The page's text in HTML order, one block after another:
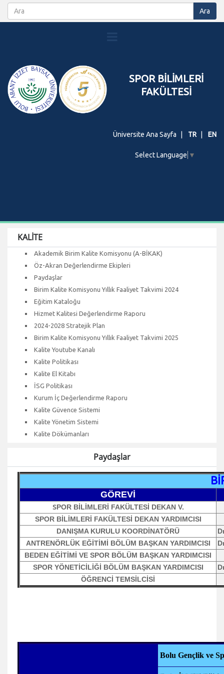
SPOR BİLİMLERİ
FAKÜLTESİ
Üniversite Ana Sayfa TR EN
Select Language ▼
KALİTE
Akademik Birim Kalite Komisyonu (A-BİKAK)
Öz-Akran Değerlendirme Ekipleri
Paydaşlar
Birim Kalite Komisyonu Yıllık Faaliyet Takvimi 2024
Eğitim Kataloğu
Hizmet Kalitesi Değerlendirme Raporu
2024-2028 Stratejik Plan
Birim Kalite Komisyonu Yıllık Faaliyet Takvimi 2025
Kalite Youtube Kanalı
Kalite Politikası
Kalite El Kitabı
İSG Politikası
Kurum İç Değerlendirme Raporu
Kalite Güvence Sistemi
Kalite Yönetim Sistemi
Kalite Dökümanları
Paydaşlar
GÖREVİ
SPOR BİLİMLERİ FAKÜLTESİ DEKAN V.
SPOR BİLİMLERİ FAKÜLTESİ DEKAN YARDIMCISI
DANIŞMA KURULU KOORDİNATÖRÜ
ANTRENÖRLÜK EĞİTİMİ BÖLÜM BAŞKAN YARDIMCISI
BEDEN EĞİTİMİ VE SPOR BÖLÜM BAŞKAN YARDIMCISI
SPOR YÖNETİCİLİĞİ BÖLÜM BAŞKAN YARDIMCISI
ÖĞRENCİ TEMSİLCİSİ
Bolu Gençlik ve